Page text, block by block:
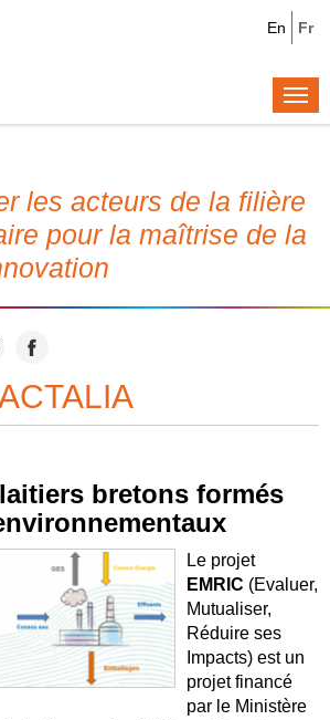
Fr
En
les acteurs de la filière
pour la maîtrise de la
bretons formés
Le projet
EMRIC (Evaluer,
Mutualiser,
Réduire ses
Impacts) est un
projet financé
par le Ministère